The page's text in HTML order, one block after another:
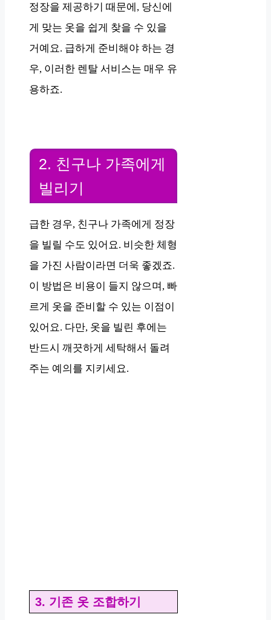
정장을 제공하기 때문에, 당신에
게 맞는 옷을 쉽게 찾을 수 있을
거예요. 급하게 준비해야 하는 경
우, 이러한 렌탈 서비스는 매우 유
용하죠.
2. 친구나 가족에게
빌리기
급한 경우, 친구나 가족에게 정장
을 빌릴 수도 있어요. 비슷한 체형
을 가진 사람이라면 더욱 좋겠죠.
이 방법은 비용이 들지 않으며, 빠
르게 옷을 준비할 수 있는 이점이
있어요. 다만, 옷을 빌린 후에는
반드시 깨끗하게 세탁해서 돌려
주는 예의를 지키세요.
3. 기존 옷 조합하기